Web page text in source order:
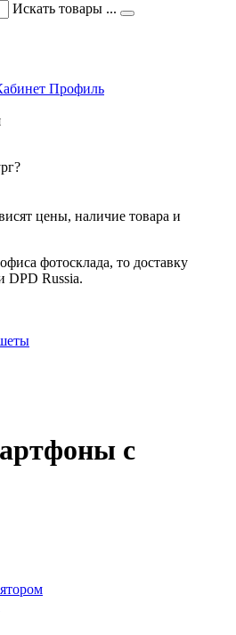
Искать товары ...
Профиль
цены, наличие товара и
фотосклада, то доставку
DPD Russia.
с